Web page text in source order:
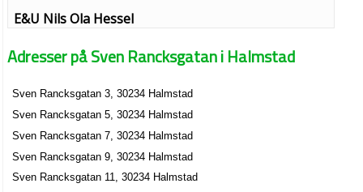
E&U Nils Ola Hessel
035-213860
Annedal Konsult AB
Nils Ola Hans Hessel
035-213860
FA Golf
Adresser på Sven Rancksgatan i Halmstad
Sven Rancksgatan 3, 30234 Halmstad
Sven Rancksgatan 5, 30234 Halmstad
Sven Rancksgatan 7, 30234 Halmstad
Sven Rancksgatan 9, 30234 Halmstad
Sven Rancksgatan 11, 30234 Halmstad